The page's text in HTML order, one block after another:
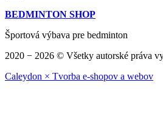
BEDMINTON SHOP
Športová výbava pre bedminton
2020 − 2026 © Všetky autorské práva
Caleydon × Tvorba e-shopov a webov